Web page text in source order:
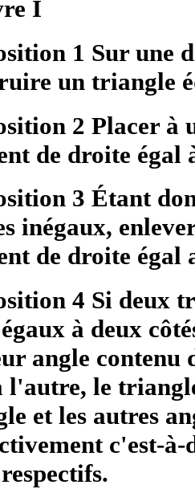
I
1 Sur une
un triangle
2 Placer à
de droite égal
3 Étant
inégaux,
de droite égal
4 Si deux
à deux
angle contenu
l'autre, le
et les autres
c'est-